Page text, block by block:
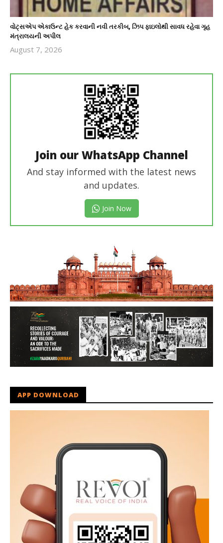
વોટ્સએપ એકાઉન્ટ હેક કરવાની નવી તરકીબ, ઝિપ ફાઇલોથી સાવધ રહેવા ગૃહ
મંત્રાલયની અપીલ
August 7, 2026
Join our WhatsApp Channel
And stay informed with the latest news
and updates.
Join Now
APP DOWNLOAD